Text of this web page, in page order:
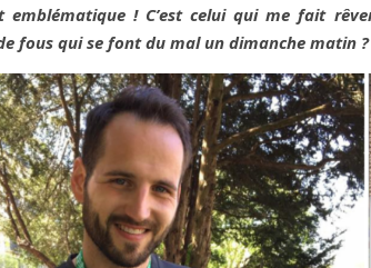
emblématique ! C’est celui qui me fait
fous qui se font du mal un dimanche matin ?